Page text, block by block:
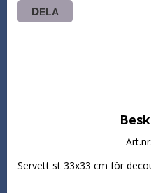
DELA
Servett st 33x33 cm för